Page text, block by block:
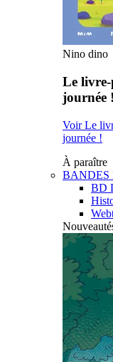
Nino dino
Le livre-
journée !
Voir Le
journée !
À paraître
BANDES
BD